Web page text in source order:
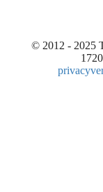
© 2012 - 2025